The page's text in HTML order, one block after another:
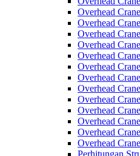
Overhead
Overhead
Overhead
Overhead
Overhead
Overhead
Overhead
Overhead
Overhead
Overhead
Overhead
Overhead
Overhead